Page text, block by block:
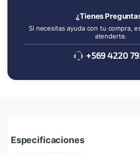
¿Tienes
Si necesitas ayuda con tu compra,
atenderte.
+569 4220
Especificaciones